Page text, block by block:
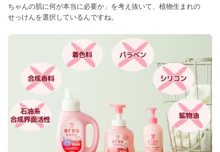
ちゃんの肌に何が本当に必要か」を考え抜いて、植物生まれの
せっけんを選択しているんですね。